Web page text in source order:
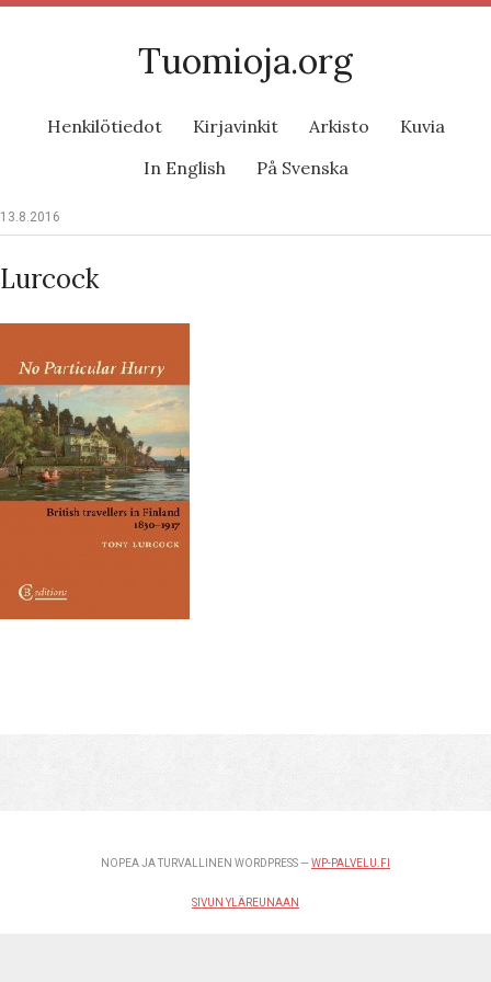
Tuomioja.org
Henkilötiedot Kirjavinkit Arkisto
Kuvia
In English
På Svenska
13.8.2016
Lurcock
NOPEA JA TURVALLINEN WORDPRESS — WP-PALVELU.FI
SIVUN YLÄREUNAAN